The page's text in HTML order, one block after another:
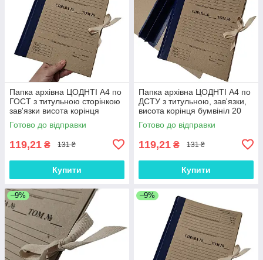
Папка архівна ЦОДНТІ А4 по
ГОСТ з титульною сторінкою
зав'язки висота корінця
бумвініл 30 мм
Готово до відправки
119,21 ₴ 131 ₴
Купити
Папка архівна ЦОДНТІ А4 по
ДСТУ з титульною, зав'язки,
висота корінця бумвініл 20
мм
Готово до відправки
119,21 ₴ 131 ₴
Купити
–9% –9%